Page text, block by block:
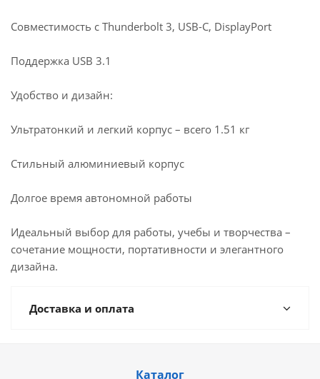
Совместимость с Thunderbolt 3, USB-C, DisplayPort
Поддержка USB 3.1
Удобство и дизайн:
Ультратонкий и легкий корпус – всего 1.51 кг
Стильный алюминиевый корпус
Долгое время автономной работы
Идеальный выбор для работы, учебы и творчества –
сочетание мощности, портативности и элегантного
дизайна.
Доставка и оплата
Каталог